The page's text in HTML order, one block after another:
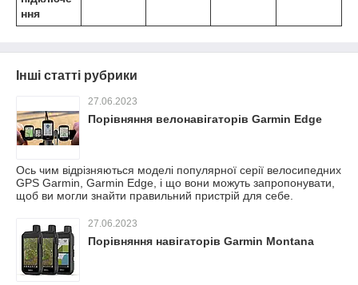
ння
Інші статті рубрики
27.06.2023
Порівняння велонавігаторів Garmin Edge
Ось чим відрізняються моделі популярної серії велосипедних
GPS Garmin, Garmin Edge, і що вони можуть запропонувати,
щоб ви могли знайти правильний пристрій для себе.
27.06.2023
Порівняння навігаторів Garmin Montana